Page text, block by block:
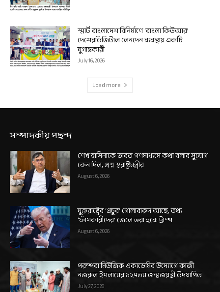
স্মার্ট বাংলাদেশ বিনির্মাণে ‘বাংলা কিউআর’
দেশেরডিজিটাল লেনদেন ব্যবস্থায় একটি
যুগান্তকারী
July 16, 2026
Load more
সম্পাদকীয় পছন্দ
শেখ হাসিনাকে ভারত গণমাধ্যমে কথা বলার সুযোগ
কেন দিল, প্রশ্ন স্বরাষ্ট্রমন্ত্রীর
August 6, 2026
যুক্তরাষ্ট্রের ‘প্রচুর’ গোলাবারুদ আছে, তথ্য
‘ফাঁসকারীদের’ জেলে ভরা হবে: ট্রাম্প
August 6, 2026
পরম্পরা মিউজিক একাডেমির উদ্যোগে কাজী
নজরুল ইসলামের ১২৭তম জন্মজয়ন্তী উদযাপিত
July 27, 2026